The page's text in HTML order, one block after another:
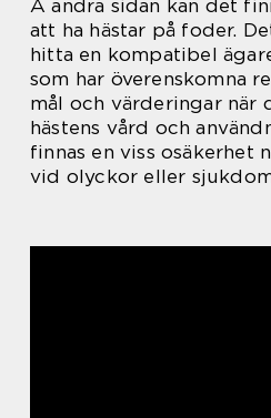
Å andra sidan kan det
att ha hästar på foder.
hitta en kompatibel
som har överenskomna
mål och värderingar när
hästens vård och
finnas en viss osäkerhet
vid olyckor eller